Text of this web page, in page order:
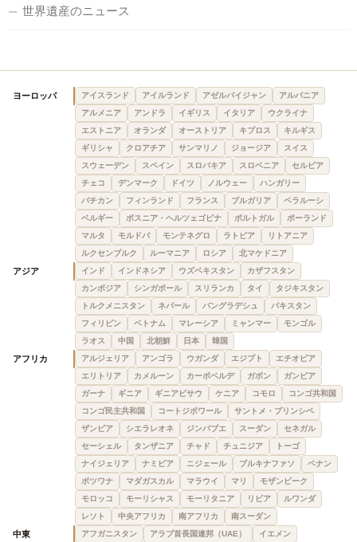
世界遺産のニュース
ヨーロッパ アイスランド アイルランド アゼルバイジャン
アルバニア
アルメニア
アンドラ イギリス イタリア
ウクライナ
エストニア
オランダ オーストリア キプロス
キルギス
ギリシャ
クロアチア サンマリノ ジョージア
スイス
スウェーデン
スペイン スロバキア スロベニア
セルビア
チェコ
デンマーク ドイツ ノルウェー
ハンガリー
バチカン
フィンランド フランス ブルガリア
ベラルーシ
ベルギー
ボスニア・ヘルツェゴビナ ポルトガル
ポーランド
マルタ
モルドバ モンテネグロ ラトビア
リトアニア
ルクセンブルク
ルーマニア ロシア 北マケドニア
アジア インド インドネシア ウズベキスタン
カザフスタン
カンボジア
シンガポール スリランカ タイ
タジキスタン
トルクメニスタン
ネパール バングラデシュ
パキスタン
フィリピン
ベトナム マレーシア ミャンマー
モンゴル
ラオス
中国 北朝鮮 日本 韓国
アフリカ アルジェリア アンゴラ ウガンダ エジプト
エチオピア
エリトリア
カメルーン カーボベルデ ガボン
ガンビア
ガーナ
ギニア ギニアビサウ ケニア コモロ
コンゴ共和国
コンゴ民主共和国
コートジボワール
サントメ・プリンシペ
ザンビア
シエラレオネ ジンバブエ スーダン
セネガル
セーシェル
タンザニア チャド チュニジア
トーゴ
ナイジェリア
ナミビア ニジェール ブルキナファソ
ベナン
ボツワナ
マダガスカル マラウイ マリ
モザンビーク
モロッコ
モーリシャス モーリタニア リビア
ルワンダ
レソト
中央アフリカ 南アフリカ 南スーダン
中東 アフガニスタン アラブ首長国連邦（UAE） イエメン